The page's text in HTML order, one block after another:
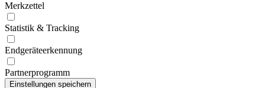
Merkzettel
Statistik & Tracking
Endgeräteerkennung
Partnerprogramm